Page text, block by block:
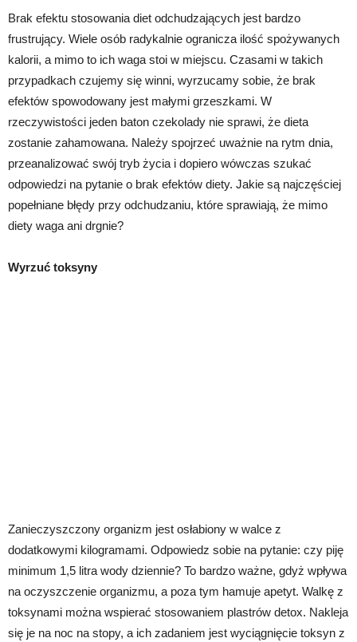
Brak efektu stosowania diet odchudzających jest bardzo
frustrujący. Wiele osób radykalnie ogranicza ilość spożywanych
kalorii, a mimo to ich waga stoi w miejscu. Czasami w takich
przypadkach czujemy się winni, wyrzucamy sobie, że brak
efektów spowodowany jest małymi grzeszkami. W
rzeczywistości jeden baton czekolady nie sprawi, że dieta
zostanie zahamowana. Należy spojrzeć uważnie na rytm dnia,
przeanalizować swój tryb życia i dopiero wówczas szukać
odpowiedzi na pytanie o brak efektów diety. Jakie są najczęściej
popełniane błędy przy odchudzaniu, które sprawiają, że mimo
diety waga ani drgnie?
Wyrzuć toksyny
Zanieczyszczony organizm jest osłabiony w walce z
dodatkowymi kilogramami. Odpowiedz sobie na pytanie: czy piję
minimum 1,5 litra wody dziennie? To bardzo ważne, gdyż wpływa
na oczyszczenie organizmu, a poza tym hamuje apetyt. Walkę z
toksynami można wspierać stosowaniem plastrów detox. Nakleja
się je na noc na stopy, a ich zadaniem jest wyciągnięcie toksyn z